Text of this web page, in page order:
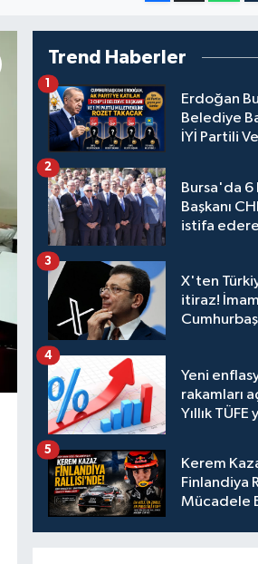
Trend Haberler
Erdoğan
Belediye
İYİ Partili
1
Bursa'da 6
Başkanı
istifa
2
X'ten
itiraz!
engeli
taşındı
3
Yeni
rakamları
Yıllık TÜFE
4
Kerem
Finlandiya
Mücadele
5